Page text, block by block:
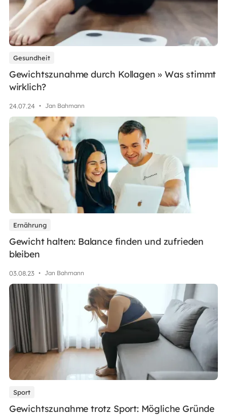
Gesundheit
Gewichtszunahme durch Kollagen » Was stimmt
wirklich?
24.07.24 • Jan Bahmann
Ernährung
Gewicht halten: Balance finden und zufrieden
bleiben
03.08.23 • Jan Bahmann
Sport
Gewichtszunahme trotz Sport: Mögliche Gründe